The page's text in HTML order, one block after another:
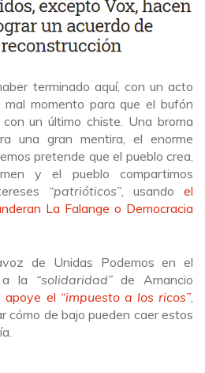
terminado aquí, con un acto
mal momento para que el bufón
un último chiste. Una broma
una gran mentira, el enorme
pretende que el pueblo crea,
y el pueblo compartimos
“patrióticos”, usando el
La Falange o Democracia
de Unidas Podemos en el
a la “solidaridad”de Amancio
apoye el “impuesto a los ricos”,
cómo de bajo pueden caer estos